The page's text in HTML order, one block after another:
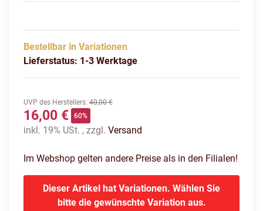
Bestellbar in Variationen
Lieferstatus: 1-3 Werktage
UVP des Herstellers: 40,00 €
16,00 € 60%
inkl. 19% USt. , zzgl. Versand
Im Webshop gelten andere Preise als in den Filialen!
Dieser Artikel hat Variationen. Wählen Sie
bitte die gewünschte Variation aus.